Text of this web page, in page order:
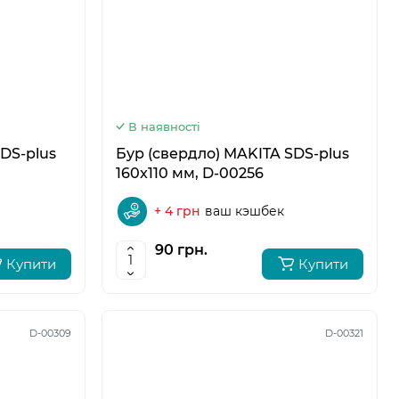
plus
Купити
В наявності
Бур (свердло) MAKITA SDS-plus
160x110 мм, D-00256
+ 4 грн ваш кэшбек
90 грн.
Купити
D-00309 D-00321